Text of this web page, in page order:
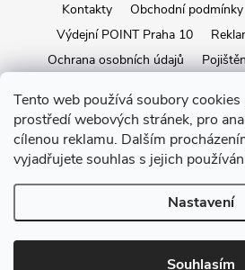
Tento web používá soubory
prostředí webových stránek, pro
cílenou reklamu. Dalším
vyjadřujete souhlas s jejich
Nastavení
Souhlasím
Kontakty Obchodní podmínky
Výdejní POINT Praha 10
Ochrana osobních údajů
Vytvořil
Copyright 2026iStage.cz. Všechna práva
cookies